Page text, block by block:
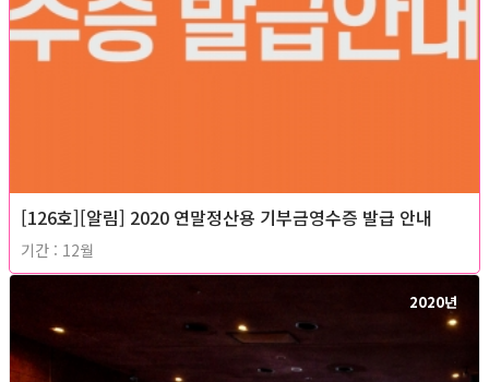
[126호][알림] 2020 연말정산용 기부금영수증 발급 안내
기간 : 12월
2020년